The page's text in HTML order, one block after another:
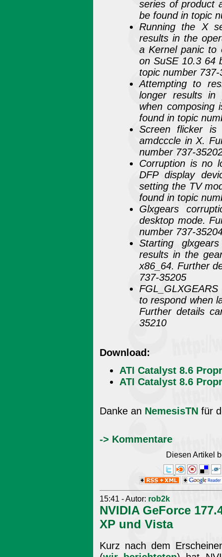
series of product
be found in topic
Running the X
results in the
a Kernel panic to
on SuSE 10.3 64
topic number 737-
Attempting to
longer results in
when composing
found in topic
Screen flicker is
amdcccle in X.
number 737-
Corruption is no
DFP display
setting the TV
found in topic
Glxgears
desktop mode.
number 737-
Starting
results in the
x86_64. Further
737-35205
to respond when
Further details
35210
Download:
ATI Catalyst 8.6
ATI Catalyst 8.6
Danke an NemesisTN für
-> Kommentare
Diesen Artikel
15:41 - Autor: rob2k
NVIDIA GeForce
XP und Vista
Kurz nach dem